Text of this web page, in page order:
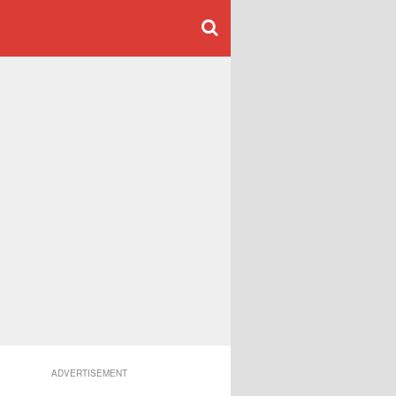
ADVERTISEMENT